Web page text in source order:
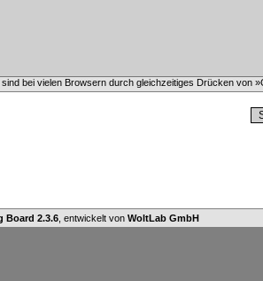
bei vielen Browsern durch gleichzeitiges Drücken von
Board 2.3.6 , entwickelt von WoltLab GmbH